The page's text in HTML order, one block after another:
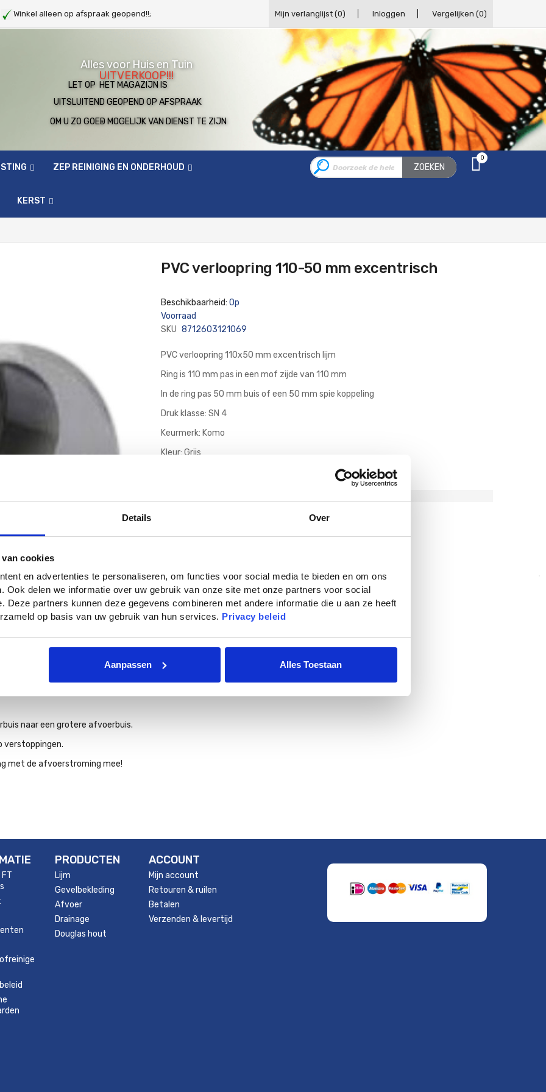
Details Over
cookies
en advertenties te personaliseren, om functies voor social media te bieden en om ons
Ook delen we informatie over uw gebruik van onze site met onze partners voor social
Deze partners kunnen deze gegevens combineren met andere informatie die u aan ze heeft
op basis van uw gebruik van hun services. Privacy beleid
Aanpassen Alles Toestaan
Winkel alleen op afspraak geopend!!; Mijn verlanglijst (0) Inloggen Vergelijken (0)
Alles voor Huis en Tuin
UITVERKOOP!!!
LET OP HET MAGAZIJN IS
UITSLUITEND GEOPEND OP AFSPRAAK
OM U ZO GOED MOGELIJK VAN DIENST TE ZIJN
ZEP REINIGING EN ONDERHOUD
KERST
0
ZOEKEN
PVC verloopring 110-50 mm excentrisch
Beschikbaarheid: Op
Voorraad
SKU 8712603121069
PVC verloopring 110x50 mm excentrisch lijm
Ring is 110 mm pas in een mof zijde van 110 mm
In de ring pas 50 mm buis of een 50 mm spie koppeling
Druk klasse: SN 4
Keurmerk: Komo
Kleur: Grijs
2
naar een grotere afvoerbuis.
verstoppingen.
met de afvoerstroming mee!
PRODUCTEN
Lijm
Gevelbekleding
Afvoer
Drainage
Douglas hout
ACCOUNT
Mijn account
Retouren & ruilen
Betalen
Verzenden & levertijd